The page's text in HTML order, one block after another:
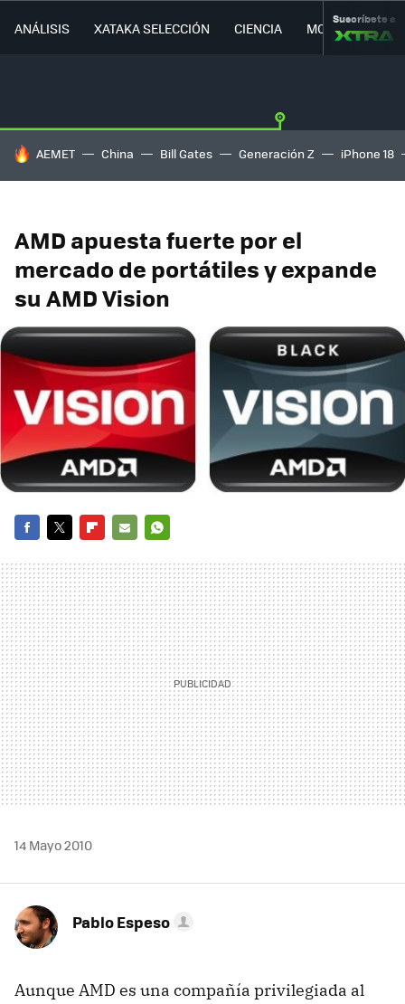
ANÁLISIS XATAKA SELECCIÓN CIENCIA MOVILIDAD
Suscríbete a
HOY SE HABLA DE
AEMET China Bill Gates Generación Z iPhone 18
AMD apuesta fuerte por el
mercado de portátiles y expande
su AMD Vision
MAIL
14 Mayo 2010
Pablo Espeso
Aunque AMD es una compañía privilegiada al